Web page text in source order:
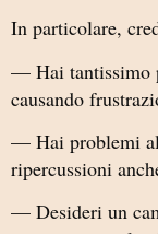
In particolare,
— Hai tantissimo
causando
— Hai problemi al
ripercussioni
— Desideri un